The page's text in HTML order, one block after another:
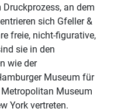
an dem
sich Gfeller &
freie, nicht-figurative,
sie in den
wie der
Museum für
Museum
York vertreten.